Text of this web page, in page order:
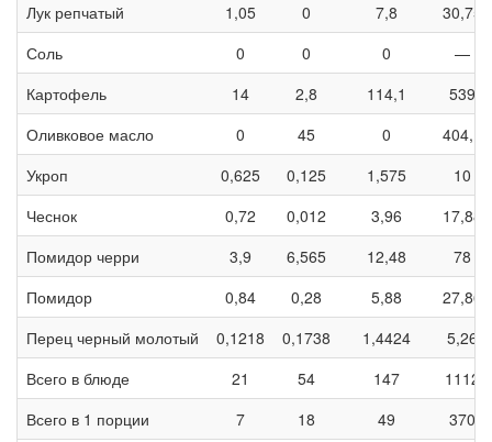
Лук репчатый
1,05 0 7,8
30,75
Соль
0 0 0
—
Картофель
14 2,8 114,1
539
Оливковое масло
0 45 0
404,1
Укроп
0,625 0,125 1,575
10
Чеснок
0,72 0,012 3,96
17,88
Помидор черри
3,9 6,565 12,48
78
Помидор
0,84 0,28 5,88
27,86
Перец черный молотый
0,1218 0,1738 1,4424
5,26
Всего в блюде
21 54 147
1112
Всего в 1 порции
7 18 49
370